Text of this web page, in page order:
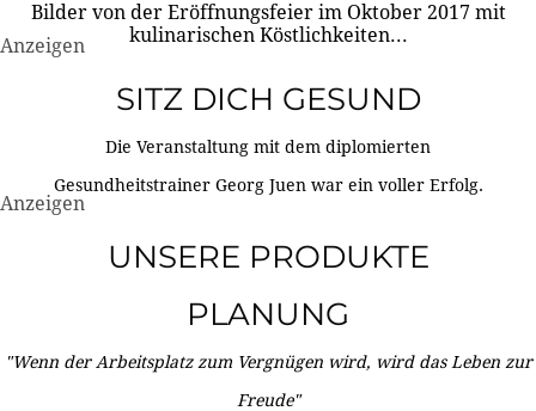
Bilder von der Eröffnungsfeier im Oktober 2017 mit
kulinarischen Köstlichkeiten...
Anzeigen
SITZ DICH GESUND
Die Veranstaltung mit dem diplomierten
Gesundheitstrainer Georg Juen war ein voller Erfolg.
Anzeigen
UNSERE PRODUKTE
PLANUNG
"Wenn der Arbeitsplatz zum Vergnügen wird, wird das Leben zur
Freude"